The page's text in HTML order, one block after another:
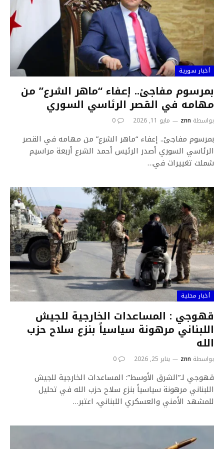
أخبار سورية
بمرسوم مفاجئ.. إعفاء “ماهر الشرع” من
مهامه في القصر الرئاسي السوري
بواسطة znn مايو 11, 2026 0
بمرسوم مفاجئ.. إعفاء “ماهر الشرع” من مهامه في القصر
الرئاسي السوري أصدر الرئيس أحمد الشرع أربعة مراسيم
شملت تغييرات في…
أخبار محلية
قهوجي : المساعدات الخارجية للجيش
اللبناني مرهونة سياسياً بنزع سلاح حزب
الله
بواسطة znn يناير 25, 2026 0
قهوجي لـ”الشرق الأوسط”: المساعدات الخارجية للجيش
اللبناني مرهونة سياسياً بنزع سلاح حزب الله في تحليل
للمشهد الأمني والعسكري اللبناني، اعتبر…